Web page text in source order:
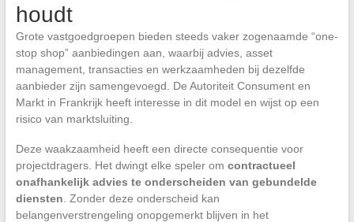
houdt
Grote vastgoedgroepen bieden steeds vaker zogenaamde “one-
stop shop” aanbiedingen aan, waarbij advies, asset
management, transacties en werkzaamheden bij dezelfde
aanbieder zijn samengevoegd. De Autoriteit Consument en
Markt in Frankrijk heeft interesse in dit model en wijst op een
risico van marktsluiting.
Deze waakzaamheid heeft een directe consequentie voor
projectdragers. Het dwingt elke speler om contractueel
onafhankelijk advies te onderscheiden van gebundelde
diensten . Zonder deze onderscheid kan
belangenverstrengeling onopgemerkt blijven in het